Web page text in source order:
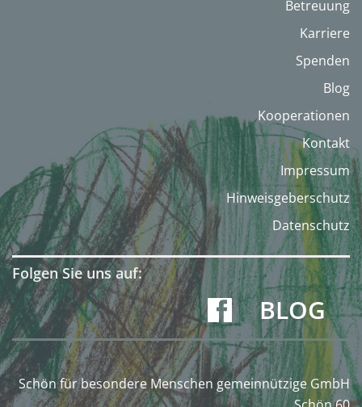
Betreuung
Karriere
Spenden
Blog
Kooperationen
Kontakt
Impressum
Hinweisgeberschutz
Datenschutz
Folgen Sie uns auf:
BLOG
Schön für besondere Menschen gemeinnützige GmbH